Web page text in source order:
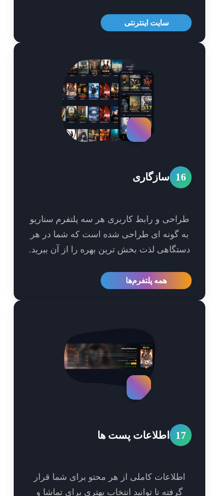
سایت اینترنتی
سازگاری
و رابط کاربری هر سه پلتفرم سناریو
گونه ای طراحی شده است که شما در هر
لذت بخش ترین بهره را از آن ببرید.
همه پلتفرم‌ها
اطلاعات پست ها
کاملی از هر محتو برای شما قرار
گرفته تا توانید انتخاب بهتری برای تماشا و